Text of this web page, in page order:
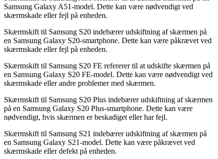
Samsung Galaxy A51-model. Dette kan være nødvendigt ved
skærmskade eller fejl på enheden.
Skærmskift til Samsung S20 indebærer udskiftning af skærmen på
en Samsung Galaxy S20-smartphone. Dette kan være påkrævet ved
skærmskade eller fejl på enheden.
Skærmskift til Samsung S20 FE refererer til at udskifte skærmen på
en Samsung Galaxy S20 FE-model. Dette kan være nødvendigt ved
skærmskade eller andre problemer med skærmen.
Skærmskift til Samsung S20 Plus indebærer udskiftning af skærmen
på en Samsung Galaxy S20 Plus-smartphone. Dette kan være
nødvendigt, hvis skærmen er beskadiget eller har fejl.
Skærmskift til Samsung S21 indebærer udskiftning af skærmen på
en Samsung Galaxy S21-model. Dette kan være påkrævet ved
skærmskade eller defekt på enheden.